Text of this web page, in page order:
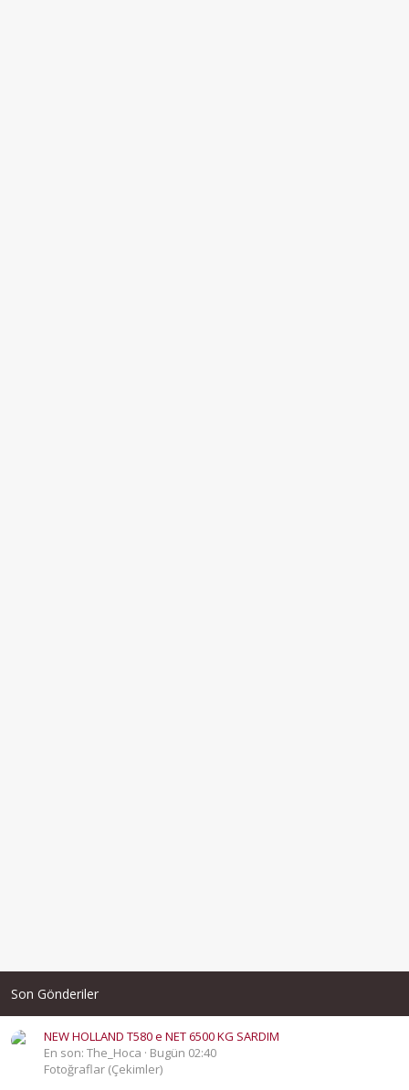
Son Gönderiler
NEW HOLLAND T580 e NET 6500 KG SARDIM
En son: The_Hoca
Bugün 02:40
Fotoğraflar (Çekimler)